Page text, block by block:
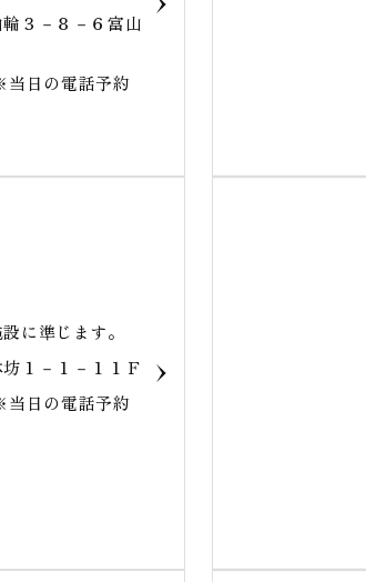
３－８－６富山
日の電話予約
に準じます｡
１－１－１１Ｆ
日の電話予約